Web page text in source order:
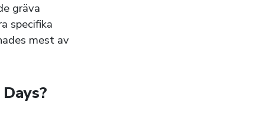
gräva
specifika
mest av